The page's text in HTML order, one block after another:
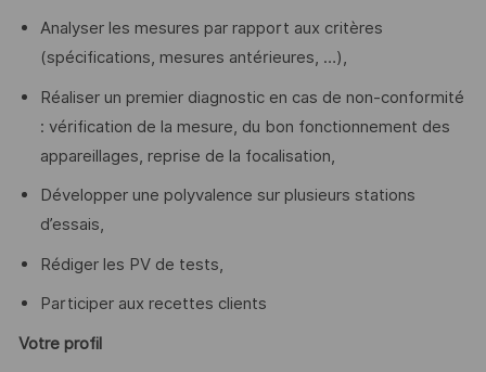
Analyser les mesures par rapport aux critères
(spécifications, mesures antérieures, …),
Réaliser un premier diagnostic en cas de non-conformité
: vérification de la mesure, du bon fonctionnement des
appareillages, reprise de la focalisation,
Développer une polyvalence sur plusieurs stations
d’essais,
Rédiger les PV de tests,
Participer aux recettes clients
Votre profil